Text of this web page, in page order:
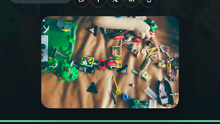
PROGRAMAÇÃO
PROGRAMAS
PODCASTS